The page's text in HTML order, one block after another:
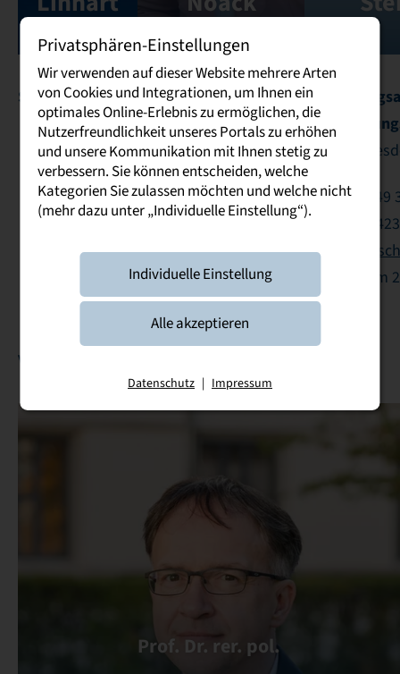
Sachbearbeiterin
Prüfungsamt
Dresden
Telefon: +49 351
E-Mail schreiben
Verwaltungsangestellte
Prüfungsamt
Dresden
Telefon: +49 351 44722-
E-Mail schreiben
Raum 2.226
Telefon: +49
423
E-Mail
Raum
Vorsitzender Prüfungsausschuss
Prof. Dr. rer. pol.
Privatsphären-Einstellungen
Wir verwenden auf dieser Website mehrere Arten
von Cookies und Integrationen, um Ihnen ein
optimales Online-Erlebnis zu ermöglichen, die
Nutzerfreundlichkeit unseres Portals zu erhöhen
und unsere Kommunikation mit Ihnen stetig zu
verbessern. Sie können entscheiden, welche
Kategorien Sie zulassen möchten und welche nicht
(mehr dazu unter „Individuelle Einstellung“).
Individuelle Einstellung
Alle akzeptieren
Datenschutz | Impressum